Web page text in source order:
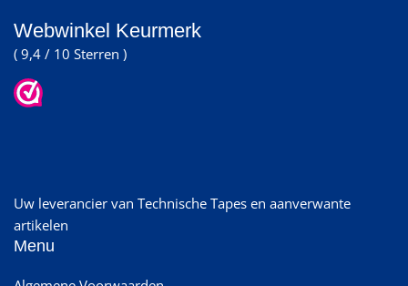
Webwinkel Keurmerk
( 9,4 / 10 Sterren )
Uw leverancier van Technische Tapes en aanverwante
artikelen
Menu